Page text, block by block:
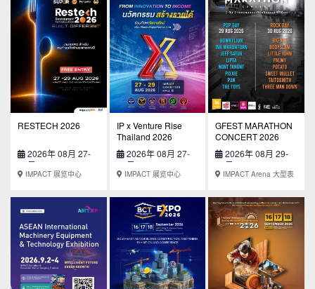
RESTECH 2026
2026年 08月 27-
29日
IMPACT 展览中心
IP x Venture Rise
Thailand 2026
2026年 08月 27-
29日
IMPACT 展览中心
GFEST MARATHON
CONCERT 2026
2026年 08月 29-
30日
IMPACT Arena 大型表